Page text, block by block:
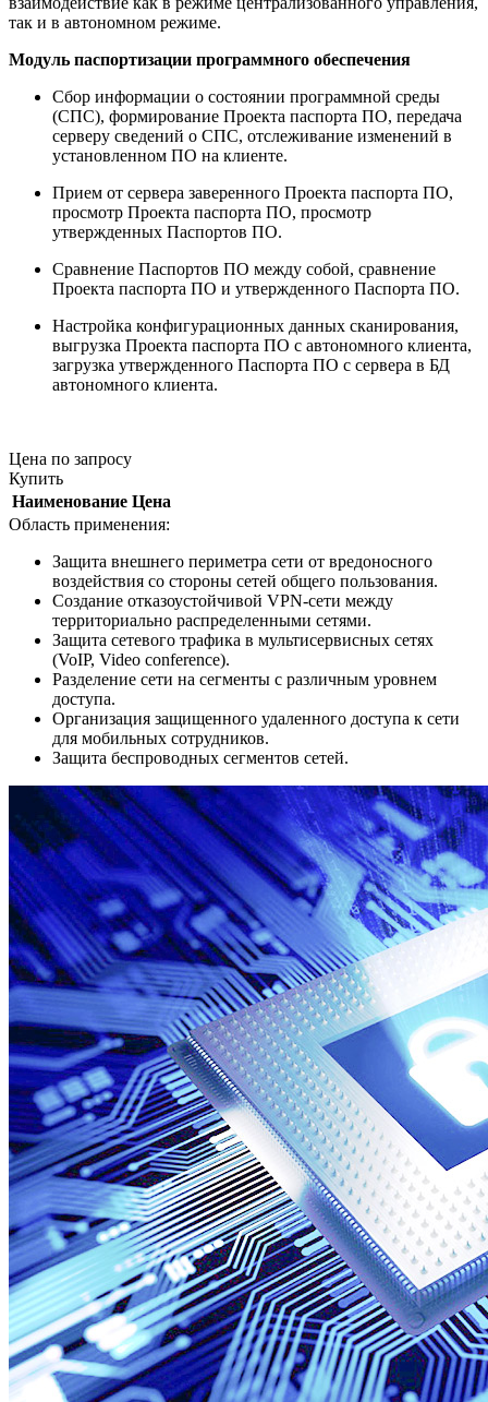
так и в автономном режиме.
Модуль паспортизации программного обеспечения
Сбор информации о состоянии программной среды
(СПС), формирование Проекта паспорта ПО, передача
серверу сведений о СПС, отслеживание изменений в
установленном ПО на клиенте.
Прием от сервера заверенного Проекта паспорта ПО,
просмотр Проекта паспорта ПО, просмотр
утвержденных Паспортов ПО.
Сравнение Паспортов ПО между собой, сравнение
Проекта паспорта ПО и утвержденного Паспорта ПО.
Настройка конфигурационных данных сканирования,
выгрузка Проекта паспорта ПО с автономного клиента,
загрузка утвержденного Паспорта ПО с сервера в БД
автономного клиента.
Цена по запросу
Купить
Наименование Цена
Область применения:
Защита внешнего периметра сети от вредоносного
воздействия со стороны сетей общего пользования.
Создание отказоустойчивой VPN-сети между
территориально распределенными сетями.
Защита сетевого трафика в мультисервисных сетях
(VoIP, Video conference).
Разделение сети на сегменты с различным уровнем
доступа.
Организация защищенного удаленного доступа к сети
для мобильных сотрудников.
Защита беспроводных сегментов сетей.